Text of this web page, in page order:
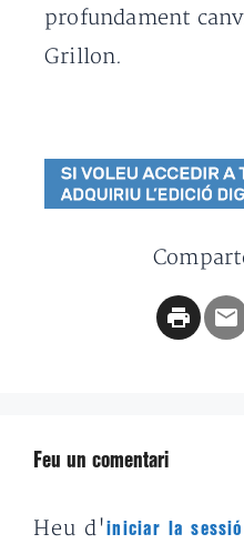
profundament
Grillon.
Feu un comentari
Heu d'iniciar la sessió